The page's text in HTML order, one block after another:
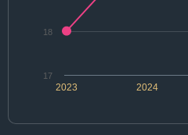
2024
2023
17
18